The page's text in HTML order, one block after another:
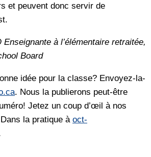
et peuvent donc servir de
à l’élémentaire retraitée,
Board
idée pour la classe? Envoyez-la-
. Nous la publierons peut-être
Jetez un coup d’œil à nos
la pratique à oct-